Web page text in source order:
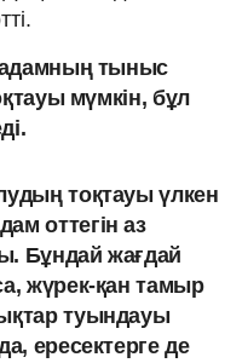
тыныс
мүмкін, бұл
тоқтауы үлкен
оттегін аз
Бұндай жағдай
жүрек-қан тамыр
туындауы
ересектерге де